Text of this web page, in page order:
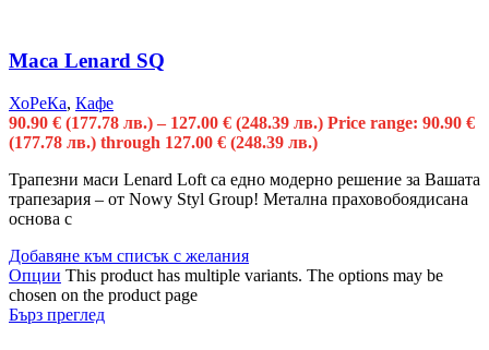
Маса Lenard SQ
ХоРеКа, Кафе
90.90 € (177.78 лв.) – 127.00 € (248.39 лв.) Price range: 90.90 €
(177.78 лв.) through 127.00 € (248.39 лв.)
Трапезни маси Lenard Loft са едно модерно решение за Вашата
трапезария – от Nowy Styl Group! Метална праховобоядисана
основа с
Добавяне към списък с желания
Опции This product has multiple variants. The options may be
chosen on the product page
Бърз преглед